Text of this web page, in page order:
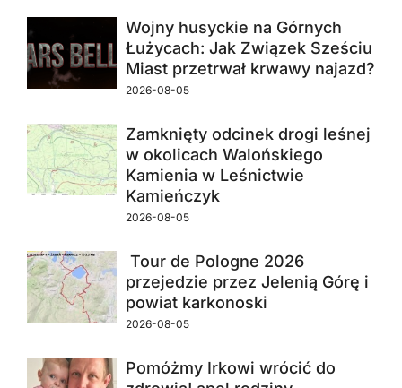
Wojny husyckie na Górnych
Łużycach: Jak Związek Sześciu
Miast przetrwał krwawy najazd?
2026-08-05
Zamknięty odcinek drogi leśnej
w okolicach Walońskiego
Kamienia w Leśnictwie
Kamieńczyk
2026-08-05
Tour de Pologne 2026
przejedzie przez Jelenią Górę i
powiat karkonoski
2026-08-05
Pomóżmy Irkowi wrócić do